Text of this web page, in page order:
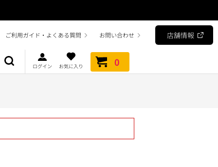
ご利用ガイド・よくある質問 お問い合わせ 店舗情報
ログイン お気に入り 0